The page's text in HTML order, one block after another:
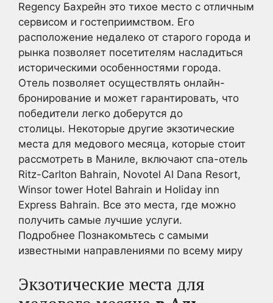
Regency Бахрейн это тихое место с отличным
сервисом и гостеприимством. Его
расположение недалеко от старого города и
рынка позволяет посетителям насладиться
историческими особенностями города.
Отель позволяет осуществлять онлайн-
бронирование и может гарантировать, что
победители легко доберутся до
столицы. Некоторые другие экзотические
места для медового месяца, которые стоит
рассмотреть в Маниле, включают спа-отель
Ritz-Carlton Bahrain, Novotel Al Dana Resort,
Winsor tower Hotel Bahrain и Holiday inn
Express Bahrain. Все это места, где можно
получить самые лучшие услуги.
Подробнее Познакомьтесь с самыми
известными направлениями по всему миру
Экзотические места для